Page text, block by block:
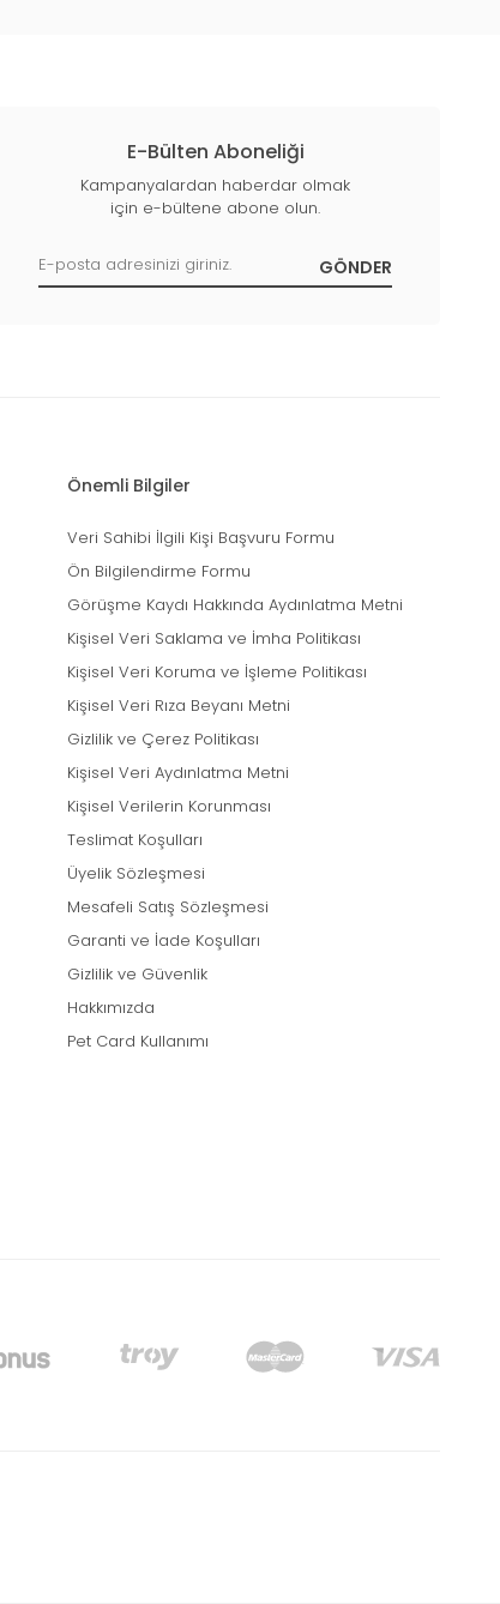
E-Bülten Aboneliği
Kampanyalardan haberdar olmak
için e-bültene abone olun.
Önemli Bilgiler
Veri Sahibi İlgili Kişi Başvuru Formu
Ön Bilgilendirme Formu
Görüşme Kaydı Hakkında Aydınlatma Metni
Kişisel Veri Saklama ve İmha Politikası
Kişisel Veri Koruma ve İşleme Politikası
Kişisel Veri Rıza Beyanı Metni
Gizlilik ve Çerez Politikası
Kişisel Veri Aydınlatma Metni
Kişisel Verilerin Korunması
Teslimat Koşulları
Üyelik Sözleşmesi
Mesafeli Satış Sözleşmesi
Garanti ve İade Koşulları
Gizlilik ve Güvenlik
Hakkımızda
Pet Card Kullanımı